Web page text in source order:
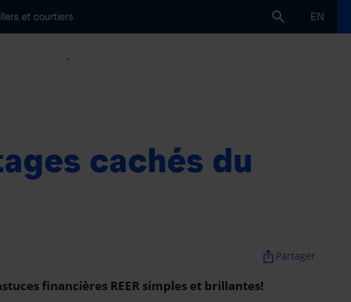
et courtiers EN
cachés du
ios_share Partager
financières REER simples et brillantes!